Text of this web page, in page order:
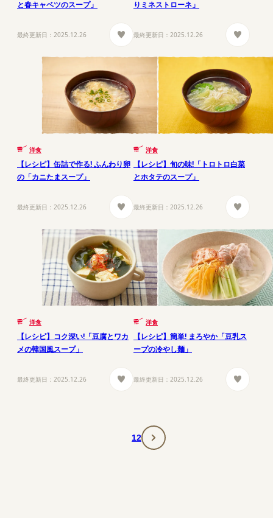
と春キャベツのスープ」
最終更新日： 2025.12.26
りミネストローネ」
最終更新日： 2025.12.26
洋食
【レシピ】缶詰で作る! ふんわり卵
の「カニたまスープ」
最終更新日： 2025.12.26
洋食
【レシピ】旬の味!「トロトロ白菜
とホタテのスープ」
最終更新日： 2025.12.26
洋食
【レシピ】コク深い!「豆腐とワカ
メの韓国風スープ」
最終更新日： 2025.12.26
洋食
【レシピ】簡単! まろやか「豆乳ス
ープの冷やし麺」
最終更新日： 2025.12.26
12